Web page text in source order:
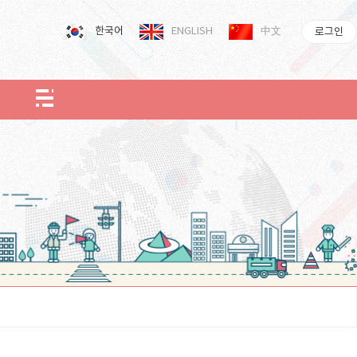
한국어 ENGLISH 中文 로그인